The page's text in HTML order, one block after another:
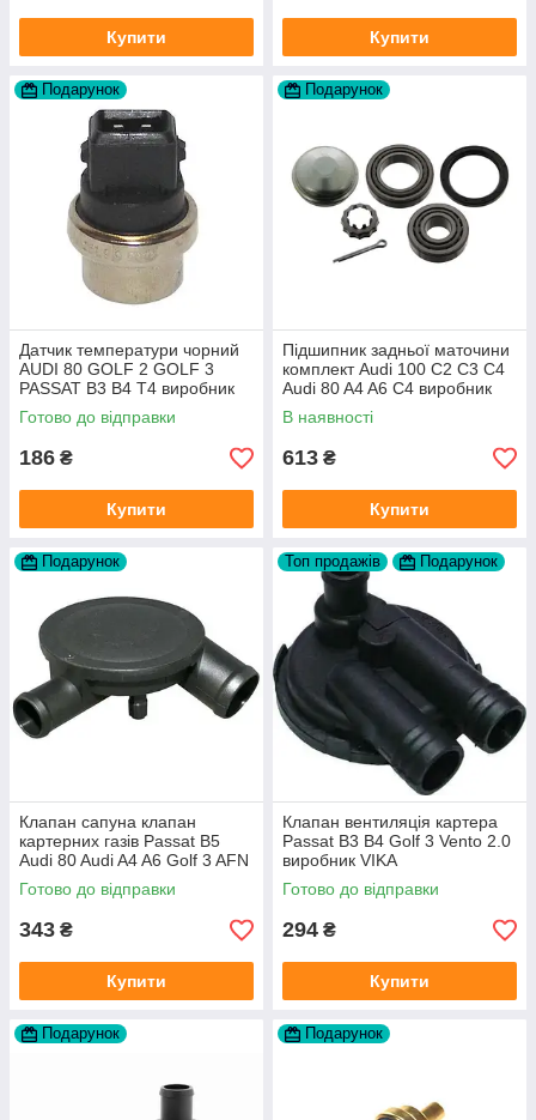
Купити Купити
Подарунок
Датчик температури чорний
AUDI 80 GOLF 2 GOLF 3
PASSAT B3 B4 T4 виробник
TOPRAN Німеччина
Готово до відправки
186 ₴
Купити
Подарунок
Підшипник задньої маточини
комплект Audi 100 C2 C3 C4
Audi 80 A4 A6 C4 виробник
FAG
В наявності
613 ₴
Купити
Подарунок
Клапан сапуна клапан
картерних газів Passat B5
Audi 80 Audi A4 A6 Golf 3 AFN
1Y AAZ 1Z AFF AEY AAZ AHB
AHU
Готово до відправки
343 ₴
Купити
Топ продажів Подарунок
Клапан вентиляція картера
Passat B3 B4 Golf 3 Vento 2.0
виробник VIKA
Готово до відправки
294 ₴
Купити
Подарунок Подарунок